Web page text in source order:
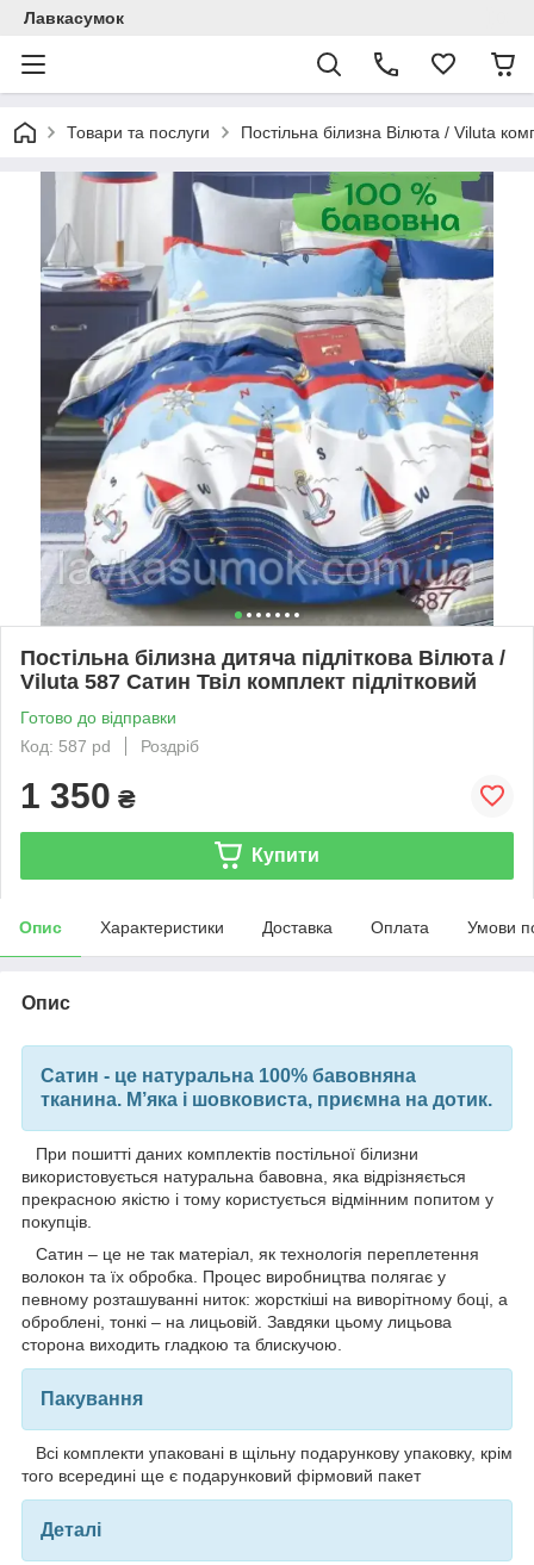
Лавкасумок
Товари та послуги Постільна білизна Вілюта / Viluta
Постільна білизна дитяча підліткова Вілюта /
Viluta 587 Сатин Твіл комплект підлітковий
Готово до відправки
Код: 587 pd
Роздріб
1 350 ₴
Купити
Опис Характеристики Доставка Оплата Умови
Опис
Сатин - це натуральна 100% бавовняна
тканина. М’яка і шовковиста, приємна на дотик.
При пошитті даних комплектів постільної білизни
використовується натуральна бавовна, яка відрізняється
прекрасною якістю і тому користується відмінним попитом у
покупців.
Сатин – це не так матеріал, як технологія переплетення
волокон та їх обробка. Процес виробництва полягає у
певному розташуванні ниток: жорсткіші на виворітному боці, а
оброблені, тонкі – на лицьовій. Завдяки цьому лицьова
сторона виходить гладкою та блискучою.
Пакування
Всі комплекти упаковані в щільну подарункову упаковку, крім
того всередині ще є подарунковий фірмовий пакет
Деталі